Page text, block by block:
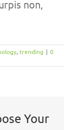
non,
, trending | 0
Your